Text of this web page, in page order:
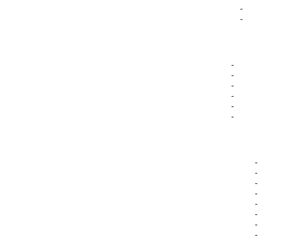
-
-
-
-
-
-
-
-
-
-
-
-
-
-
-
-